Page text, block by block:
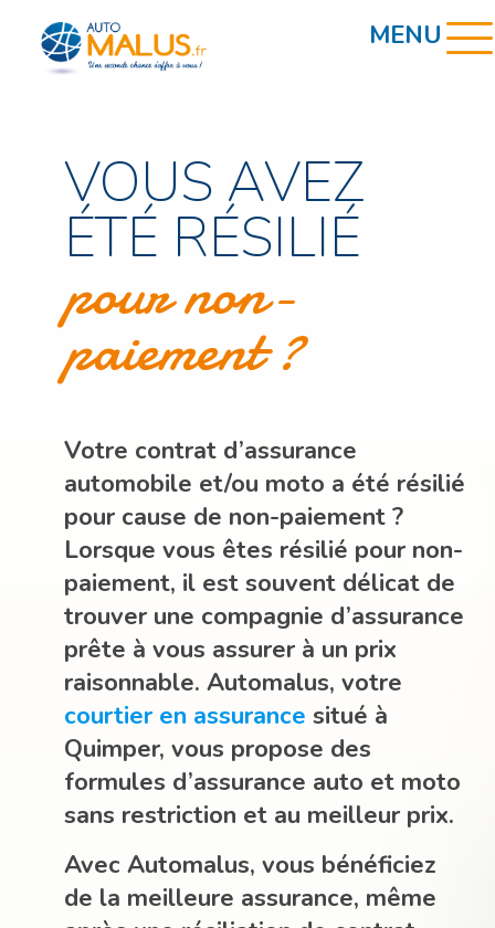
VOUS AVEZ
ÉTÉ RÉSILIÉ
pour non-
paiement ?
Votre contrat d’assurance
automobile et/ou moto a été résilié
pour cause de non-paiement ?
Lorsque vous êtes résilié pour non-
paiement, il est souvent délicat de
trouver une compagnie d’assurance
prête à vous assurer à un prix
raisonnable. Automalus, votre
courtier en assurance situé à
Quimper, vous propose des
formules d’assurance auto et moto
sans restriction et au meilleur prix.
Avec Automalus, vous bénéficiez
de la meilleure assurance, même